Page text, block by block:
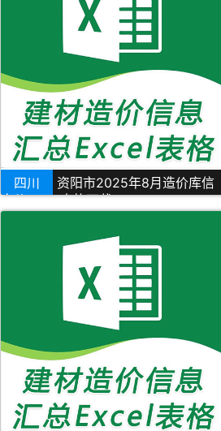
四川
资阳市2025年8月造价库信
息价Excel表格下载